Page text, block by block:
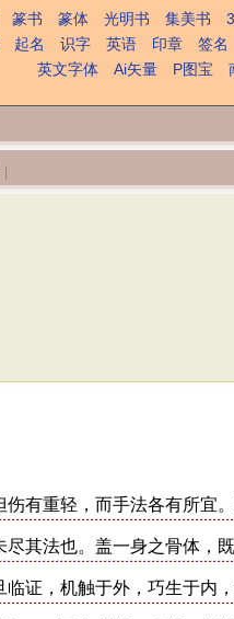
篆书 篆体 光明书 集美书
起名 识字 英语 印章 签名
英文字体
Ai矢量 P图宝